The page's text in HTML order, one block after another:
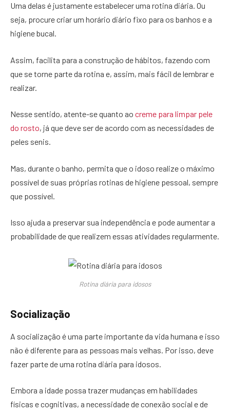
Uma delas é justamente estabelecer uma rotina diária. Ou
seja, procure criar um horário diário fixo para os banhos e a
higiene bucal.
Assim, facilita para a construção de hábitos, fazendo com
que se torne parte da rotina e, assim, mais fácil de lembrar e
realizar.
Nesse sentido, atente-se quanto ao creme para limpar pele
do rosto, já que deve ser de acordo com as necessidades de
peles senis.
Mas, durante o banho, permita que o idoso realize o máximo
possível de suas próprias rotinas de higiene pessoal, sempre
que possível.
Isso ajuda a preservar sua independência e pode aumentar a
probabilidade de que realizem essas atividades regularmente.
Rotina diária para idosos
Socialização
A socialização é uma parte importante da vida humana e isso
não é diferente para as pessoas mais velhas. Por isso, deve
fazer parte de uma rotina diária para idosos.
Embora a idade possa trazer mudanças em habilidades
físicas e cognitivas, a necessidade de conexão social e de